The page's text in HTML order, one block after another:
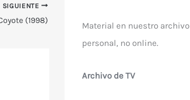
SIGUIENTE
(1998)
Material en nuestro archivo
personal, no online.
Archivo de TV